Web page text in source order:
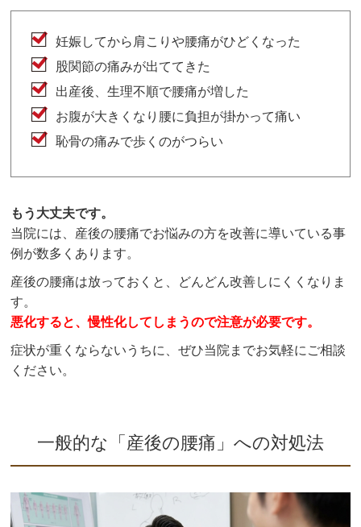
妊娠してから肩こりや腰痛がひどくなった
股関節の痛みが出ててきた
出産後、生理不順で腰痛が増した
お腹が大きくなり腰に負担が掛かって痛い
恥骨の痛みで歩くのがつらい
もう大丈夫です。
当院には、産後の腰痛でお悩みの方を改善に導いている事
例が数多くあります。
産後の腰痛は放っておくと、どんどん改善しにくくなりま
す。
悪化すると、慢性化してしまうので注意が必要です。
症状が重くならないうちに、ぜひ当院までお気軽にご相談
ください。
一般的な「産後の腰痛」への対処法